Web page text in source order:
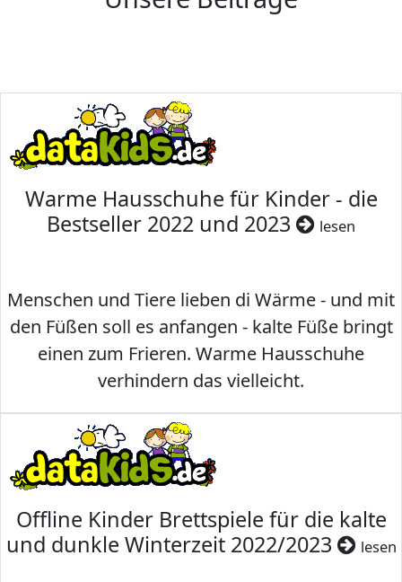
Warme Hausschuhe für Kinder - die
Bestseller 2022 und 2023
lesen
Menschen und Tiere lieben di Wärme - und mit
den Füßen soll es anfangen - kalte Füße bringt
einen zum Frieren. Warme Hausschuhe
verhindern das vielleicht.
Offline Kinder Brettspiele für die kalte
und dunkle Winterzeit 2022/2023
lesen